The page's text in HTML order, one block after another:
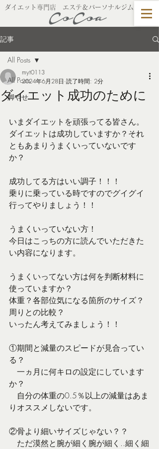
​ダイエット専門店 エステ＆パーソナルジム
記事
All Posts
脚やせ
All Posts
ダイエット成功のために
myt0113
2024年6月28日 読了時間: 2分
いまダイエットを頑張ってる皆さん。
ダイエットは成功していますか？それ
ともあまりうまくいっていないです
か？
成功してる方はいい調子！！！
乗りに乗っている時ですのでグイグイ
行ってやりましょう！！
うまくいっていない方！
今日はこっちの方に読んでいただきた
い内容になります。
うまくいってない方は何を判断材料に
使っていますか？
体重？各部位気になる箇所のサイズ？
周りとの比較？
いったん考えてみましょう！！
①期間と減量のスピードが見合ってい
る？
一ヵ月に何キロの設定にしています
か？
自分の体重の0.5％以上の減量はあま
りオススメしないです。
②骨より細いサイズじゃない？？
ただ漠然と腕が細く腕が細く..細く細